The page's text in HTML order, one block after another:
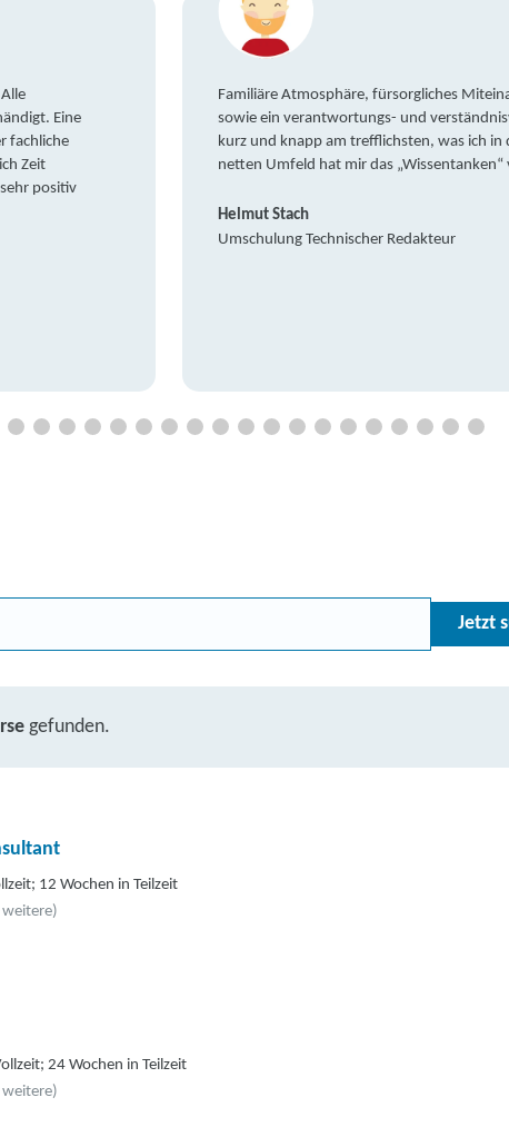
Eine
fachliche
Zeit
positiv
Familiäre Atmosphäre, fürsorgliches
sowie ein verantwortungs- und
kurz und knapp am trefflichsten, was ich in
netten Umfeld hat mir das „Wissentanken“
Helmut Stach
Umschulung Technischer Redakteur
Jetzt
gefunden.
12 Wochen in Teilzeit
weitere)
24 Wochen in Teilzeit
weitere)